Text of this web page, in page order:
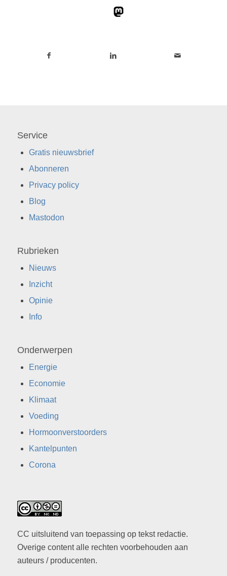
Service
Gratis nieuwsbrief
Abonneren
Privacy policy
Blog
Mastodon
Rubrieken
Nieuws
Inzicht
Opinie
Info
Onderwerpen
Energie
Economie
Klimaat
Voeding
Hormoonverstoorders
Kantelpunten
Corona
CC uitsluitend van toepassing op tekst redactie.
Overige content alle rechten voorbehouden aan
auteurs / producenten.